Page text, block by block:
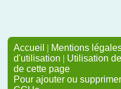
Accueil | Mentions
d'utilisation | Utilisation
de cette page
Pour ajouter ou